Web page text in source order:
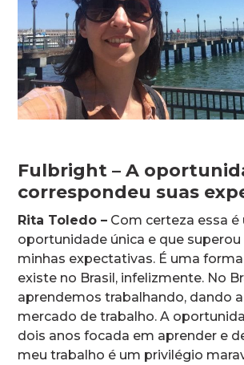
Fulbright – A
correspondeu suas
Rita Toledo – Com certeza essa é
oportunidade única e que
minhas expectativas. É uma
existe no Brasil, infelizmente. No
aprendemos trabalhando, dando
mercado de trabalho. A
dois anos focada em aprender e
meu trabalho é um privilégio